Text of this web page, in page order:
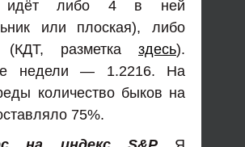
идёт либо 4 в ней
или плоская), либо
разметка здесь).
недели — 1.2216. На
количество быков на
75%.